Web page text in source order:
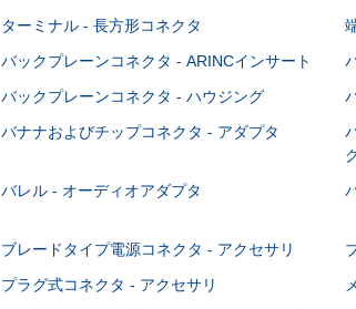
ターミナル - 長方形コネクタ
バックプレーンコネクタ - ARINCインサート
バックプレーンコネクタ - ハウジング
バナナおよびチップコネクタ - アダプタ
バレル - オーディオアダプタ
ブレードタイプ電源コネクタ - アクセサリ
プラグ式コネクタ - アクセサリ